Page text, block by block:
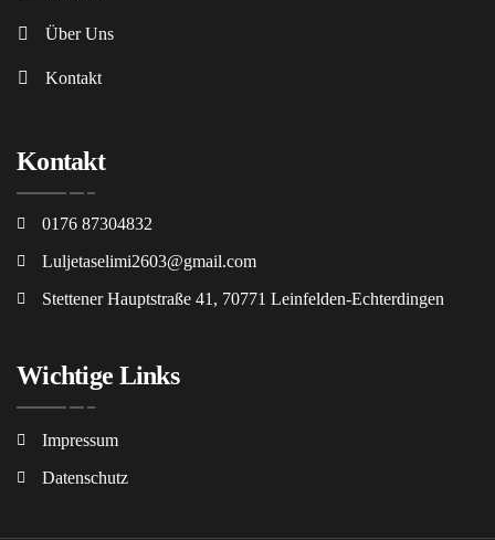
Über Uns
Kontakt
Kontakt
0176 87304832
Luljetaselimi2603@gmail.com
Stettener Hauptstraße 41, 70771 Leinfelden-Echterdingen
Wichtige Links
Impressum
Datenschutz